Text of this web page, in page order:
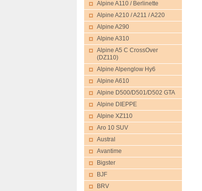
Alpine A110 / Berlinette
Alpine A210 / A211 / A220
Alpine A290
Alpine A310
Alpine A5 C CrossOver
(DZ110)
Alpine Alpenglow Hy6
Alpine A610
Alpine D500/D501/D502 GTA
Alpine DIEPPE
Alpine XZ110
Aro 10 SUV
Austral
Avantime
Bigster
BJF
BRV